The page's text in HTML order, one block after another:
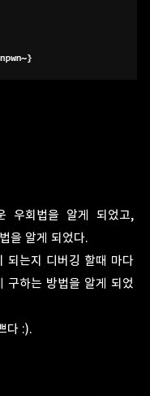
우회법을 알게 되었고,
을 알게 되었다.
되는지 디버깅 할때 마다
구하는 방법을 알게 되었
다 :).